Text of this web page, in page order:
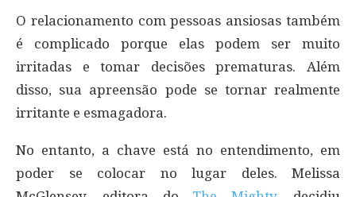
O relacionamento com pessoas ansiosas também
é complicado porque elas podem ser muito
irritadas e tomar decisões prematuras. Além
disso, sua apreensão pode se tornar realmente
irritante e esmagadora.
No entanto, a chave está no entendimento, em
poder se colocar no lugar deles. Melissa